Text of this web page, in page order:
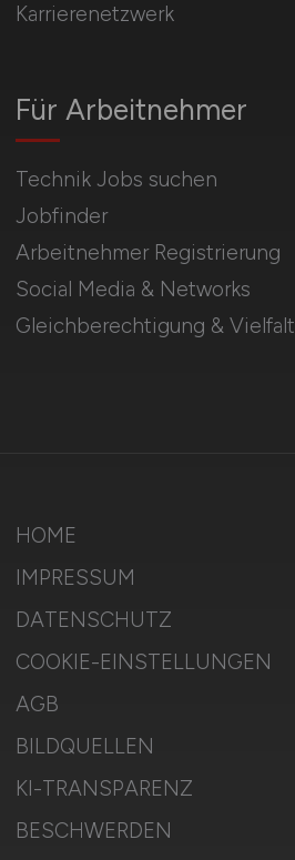
Für Arbeitnehmer
Technik Jobs suchen
Jobfinder
Arbeitnehmer Registrierung
Social Media & Networks
Gleichberechtigung & Vielfalt
Karrierenetzwerk
HOME
IMPRESSUM
DATENSCHUTZ
COOKIE-EINSTELLUNGEN
AGB
BILDQUELLEN
KI-TRANSPARENZ
BESCHWERDEN